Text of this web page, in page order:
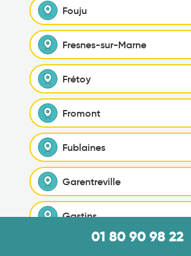
Fouju
Fresnes-sur-Marne
Frétoy
Fromont
Fublaines
Garentreville
Gastins
01 80 90 98 22